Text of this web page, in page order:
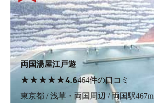
両国湯屋江戸遊
★★★★★4.6464件の口コミ
東京都 / 浅草・両国周辺 / 両国駅467m